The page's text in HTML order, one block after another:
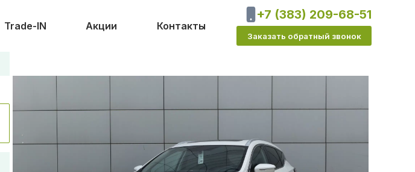
Trade-IN Акции Контакты
+7 (383) 209-68-51
Заказать обратный звонок